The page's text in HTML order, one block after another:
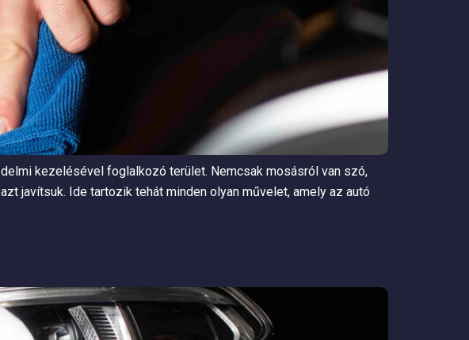
kezelésével foglalkozó terület. Nemcsak mosásról van szó,
javítsuk. Ide tartozik tehát minden olyan művelet, amely az autó